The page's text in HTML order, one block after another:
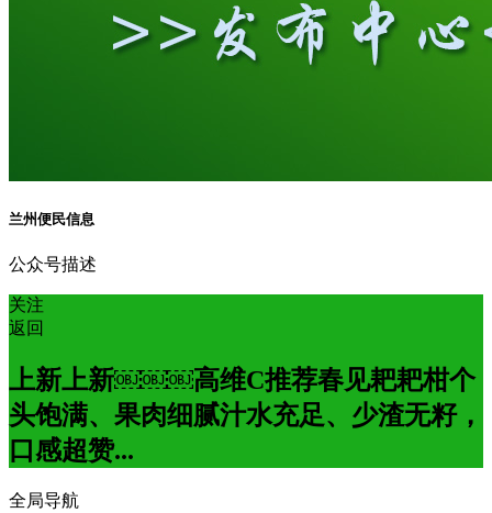
兰州便民信息
公众号描述
关注
返回
上新上新￼￼￼高维C推荐春见耙耙柑个
头饱满、果肉细腻汁水充足、少渣无籽，
口感超赞...
全局导航